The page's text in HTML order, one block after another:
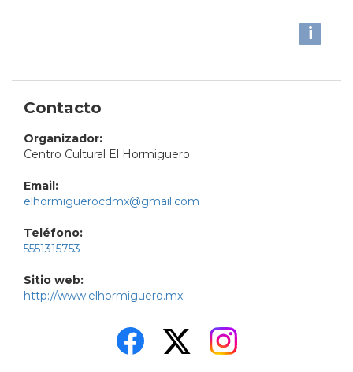
i
Contacto
Organizador:
Centro Cultural El Hormiguero
Email:
elhormiguerocdmx@gmail.com
Teléfono:
5551315753
Sitio web:
http://www.elhormiguero.mx